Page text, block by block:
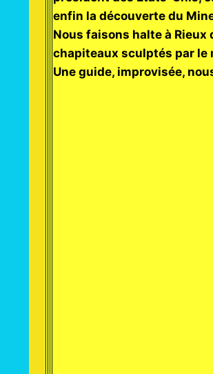
enfin la découverte du
Nous faisons halte à Rieux
chapiteaux sculptés par le
Une guide, improvisée,